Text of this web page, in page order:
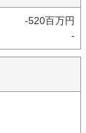
-520百万円
-